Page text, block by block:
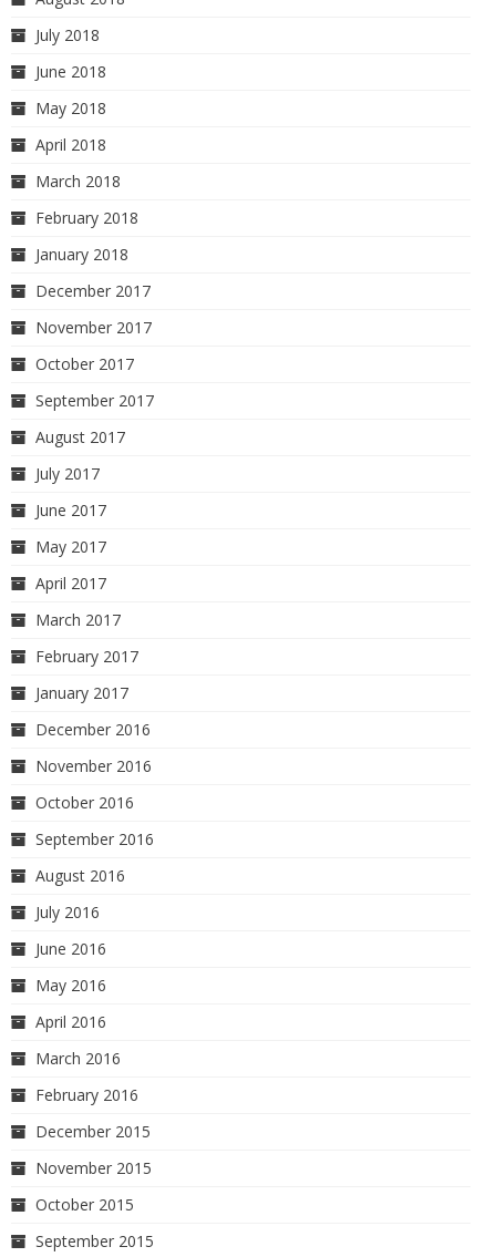
July 2018
June 2018
May 2018
April 2018
March 2018
February 2018
January 2018
December 2017
November 2017
October 2017
September 2017
August 2017
July 2017
June 2017
May 2017
April 2017
March 2017
February 2017
January 2017
December 2016
November 2016
October 2016
September 2016
August 2016
July 2016
June 2016
May 2016
April 2016
March 2016
February 2016
December 2015
November 2015
October 2015
September 2015